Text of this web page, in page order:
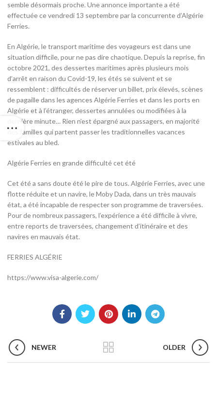
semble désormais proche. Une annonce importante a été
effectuée ce vendredi 13 septembre par la concurrente d’Algérie
Ferries.
En Algérie, le transport maritime des voyageurs est dans une
situation difficile, pour ne pas dire chaotique. Depuis la reprise, fin
octobre 2021, des dessertes maritimes après plusieurs mois
d’arrêt en raison du Covid-19, les étés se suivent et se
ressemblent : difficultés de réserver un billet, prix élevés, scènes
de pagaille dans les agences Algérie Ferries et dans les ports en
Algérie et à l’étranger, dessertes annulées ou modifiées à la
dernière minute… Rien n’est épargné aux passagers, en majorité
des familles qui partent passer les traditionnelles vacances
estivales au bled.
Algérie Ferries en grande difficulté cet été
Cet été a sans doute été le pire de tous. Algérie Ferries, avec une
flotte réduite et un navire, le Moby Dada, dans un très mauvais
état, a été incapable de respecter son programme de traversées.
Pour de nombreux passagers, l’expérience a été difficile à vivre,
entre reports de traversées, changement d’itinéraire et des
navires en mauvais état.
FERRIES ALGÉRIE
https://www.visa-algerie.com/
NEWER OLDER